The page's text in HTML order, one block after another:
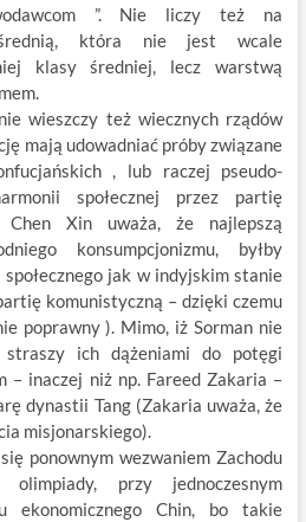
”. Nie liczy też na
średnią, która nie jest wcale
klasy średniej, lecz warstwą
wieszczy też wiecznych rządów
mają udowadniać próby związane
, lub raczej pseudo-
społecznej przez partię
Chen Xin uważa, że najlepszą
konsumpcjonizmu, byłby
jak w indyjskim stanie
komunistyczną – dzięki czemu
poprawny ). Mimo, iż Sorman nie
ich dążeniami do potęgi
– inaczej niż np. Fareed Zakaria –
dynastii Tang (Zakaria uważa, że
misjonarskiego).
ponownym wezwaniem Zachodu
przy jednoczesnym
ekonomicznego Chin, bo takie